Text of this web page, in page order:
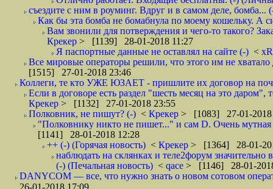
съездите с ним в роуминг. Вдруг и в самом деле, бомба...
Как бы эта бомба не бомабнула по моему кошельку. А
Вам звонили для потверждения и чего-то такого?
Крекер > [1139] 28-01-2018 11:27
Я паспортные данные не оставлял на сайте (-) <
Все мировые операторы решили, что этого им не
[1515] 27-01-2018 23:46
Коллеги, те кто УЖЕ ЮЗАЕТ - пришлите их договор на
Если в договоре есть раздел "шесть месяц на это даром",
Крекер > [1132] 27-01-2018 23:55
Полковник, не пишут? (-) < Крекер > [1083] 27-01-2018
"Полковнику никто не пишет..." и сам D. Очень
[1141] 28-01-2018 12:28
++ (-) (Горячая новость) < Крекер > [1364] 28-01-
наблюдать на склянках и теле2форум
(-) (Печальная новость) < qace > [1146] 28-01-
DANYCOM — все, что нужно знать о новом сотовом
26-01-2018 17:09